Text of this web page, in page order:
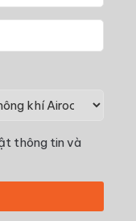
thông tin và